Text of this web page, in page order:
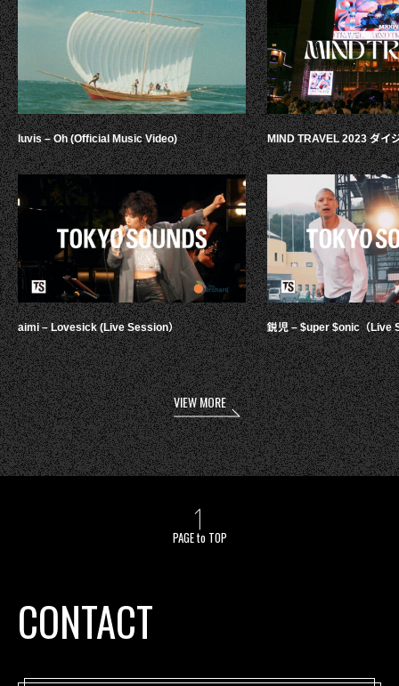
luvis – Oh (Official Music Video)
aimi – Lovesick (Live Session）
MIND TRAVEL 2023 ダイ
鋭児 – $uper $onic（Live
VIEW MORE
PAGE to TOP
CONTACT